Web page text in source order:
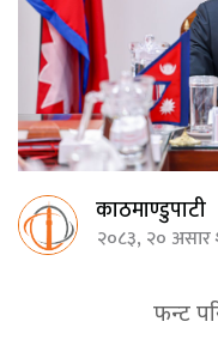
काठमाण्डुपाटी
२०८३, २०
फन्ट